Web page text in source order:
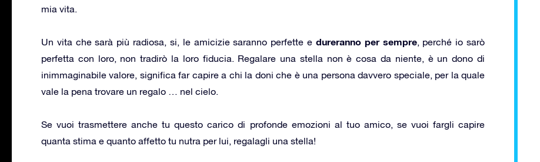
mia vita.
Un vita che sarà più radiosa, si, le amicizie saranno perfette e dureranno per sempre, perché io sarò
perfetta con loro, non tradirò la loro fiducia. Regalare una stella non è cosa da niente, è un dono di
inimmaginabile valore, significa far capire a chi la doni che è una persona davvero speciale, per la quale
vale la pena trovare un regalo … nel cielo.
Se vuoi trasmettere anche tu questo carico di profonde emozioni al tuo amico, se vuoi fargli capire
quanta stima e quanto affetto tu nutra per lui, regalagli una stella!